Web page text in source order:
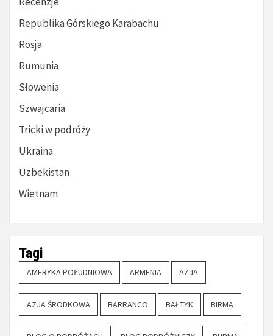
Republika Górskiego Karabachu
Rosja
Rumunia
Słowenia
Szwajcaria
Tricki w podróży
Ukraina
Uzbekistan
Wietnam
Tagi
AMERYKA POŁUDNIOWA ARMENIA AZJA
AZJA ŚRODKOWA BARRANCO BAŁTYK BIRMA